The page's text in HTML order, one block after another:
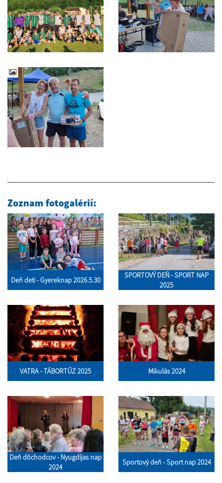
Zoznam fotogalérií:
Deň deti - Gyereknap 2026.5.30
SPORTOVÝ DEŇ - SPORT NAP
2025
VATRA - TÁBORTŰZ 2025 Mikulás 2024
Deň dôchodcov - Nyugdíjas nap
2024
Sportový deň - Sport nap 2024